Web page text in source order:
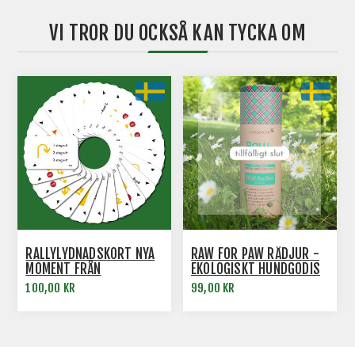
VI TROR DU OCKSÅ KAN TYCKA OM
RALLYLYDNADSKORT NYA
MOMENT FRÅN
REGELREVIDERING 2023
100,00 KR
RAW FOR PAW RÅDJUR -
EKOLOGISKT HUNDGODIS
99,00 KR